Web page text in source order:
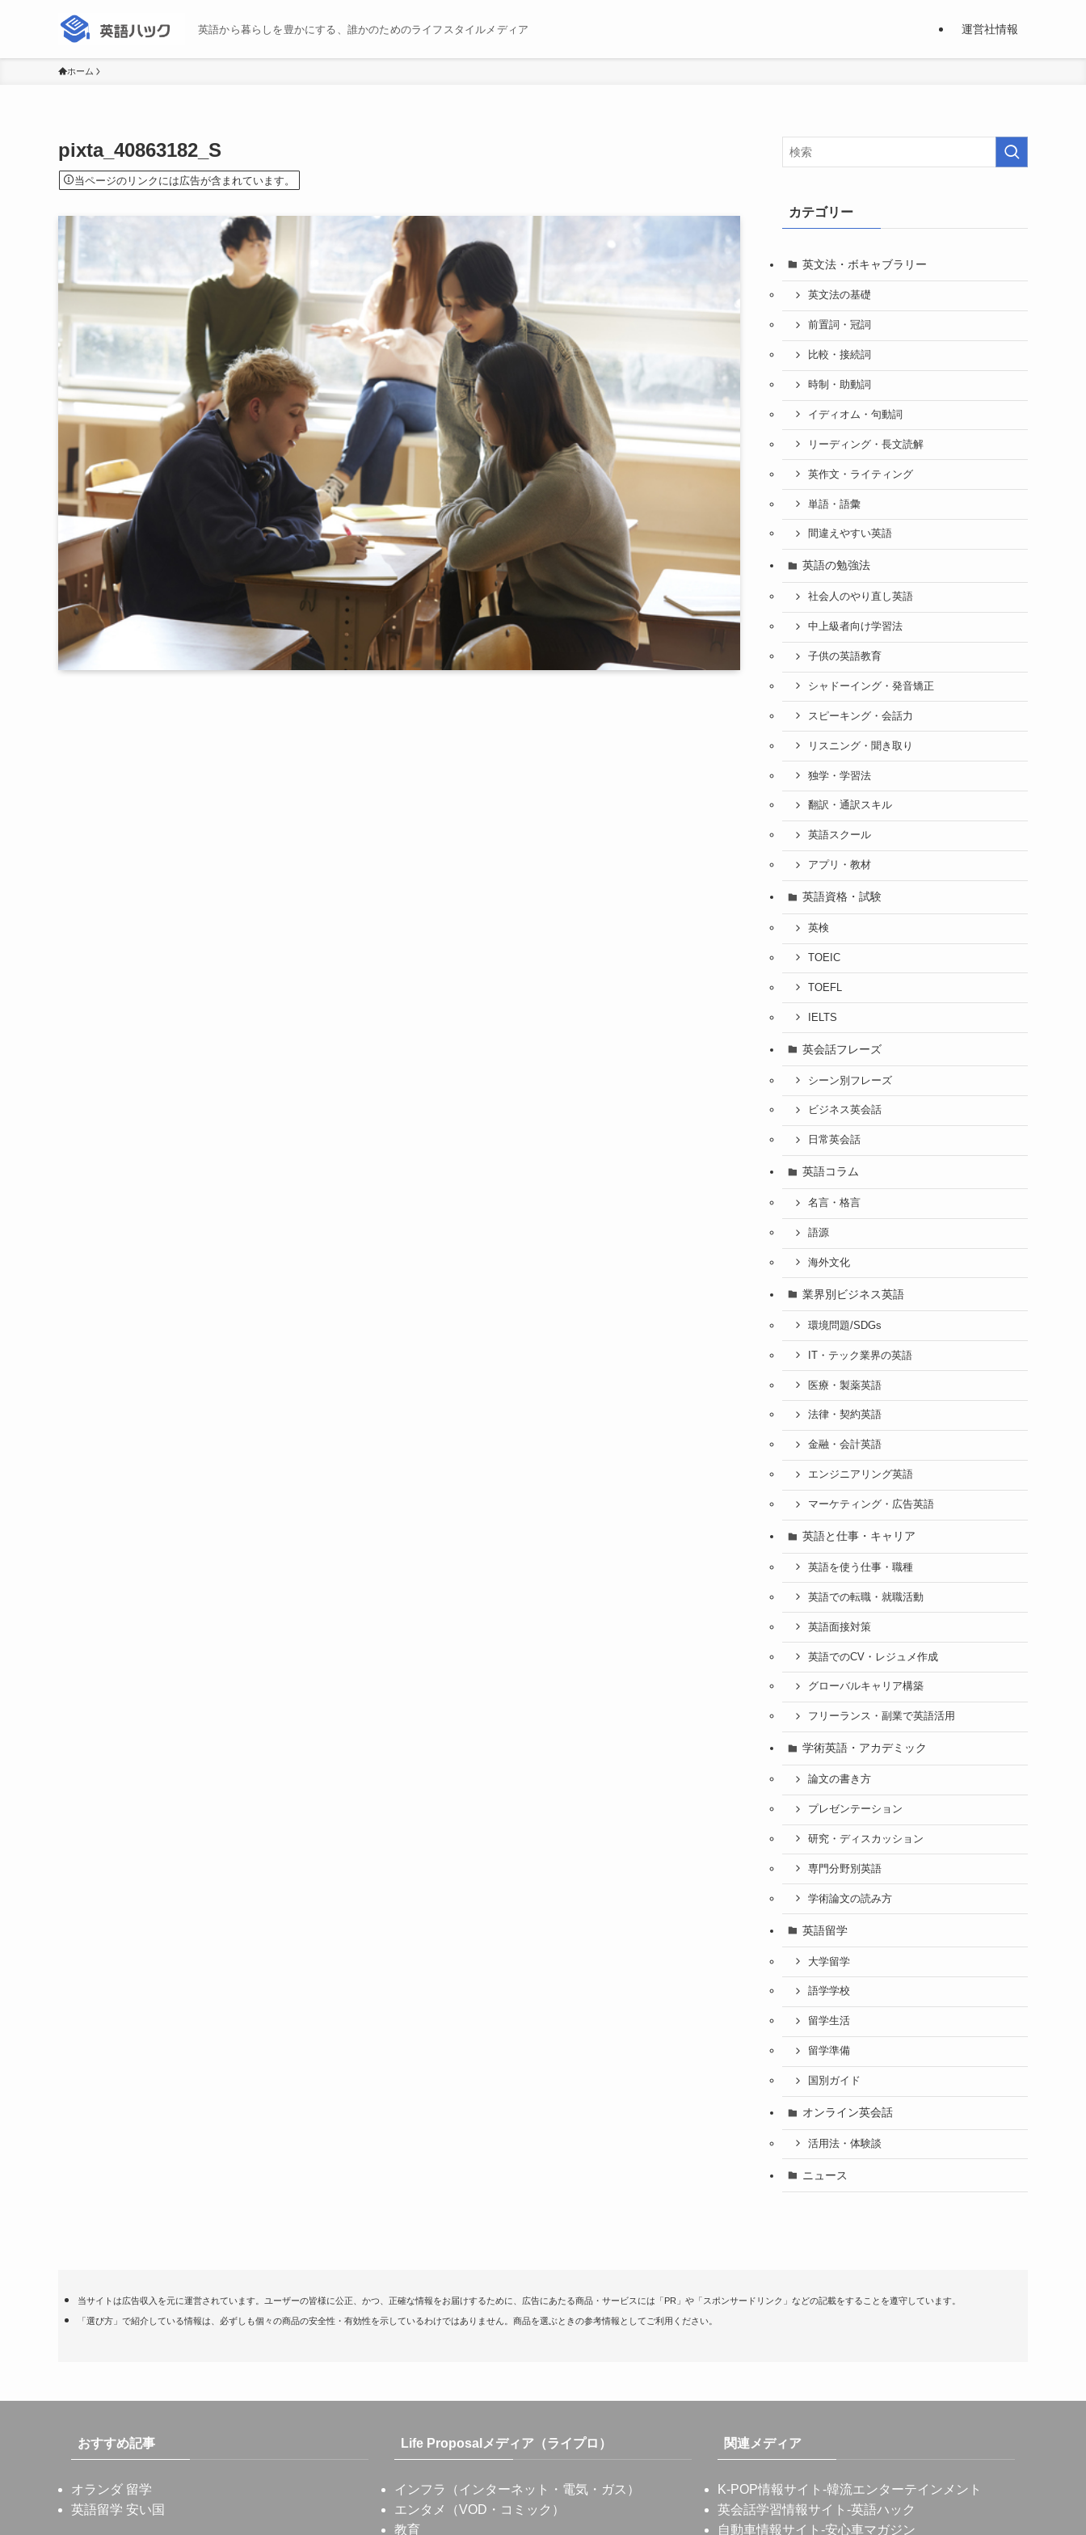
英語から暮らしを豊かにする、誰かのためのライフスタイルメディア 運営社情報
ホーム
pixta_40863182_S
当ページのリンクには広告が含まれています。
カテゴリー
英文法・ボキャブラリー
英文法の基礎
前置詞・冠詞
比較・接続詞
時制・助動詞
イディオム・句動詞
リーディング・長文読解
英作文・ライティング
単語・語彙
間違えやすい英語
英語の勉強法
社会人のやり直し英語
中上級者向け学習法
子供の英語教育
シャドーイング・発音矯正
スピーキング・会話力
リスニング・聞き取り
独学・学習法
翻訳・通訳スキル
英語スクール
アプリ・教材
英語資格・試験
英検
TOEIC
TOEFL
IELTS
英会話フレーズ
シーン別フレーズ
ビジネス英会話
日常英会話
英語コラム
名言・格言
語源
海外文化
業界別ビジネス英語
環境問題/SDGs
IT・テック業界の英語
医療・製薬英語
法律・契約英語
金融・会計英語
エンジニアリング英語
マーケティング・広告英語
英語と仕事・キャリア
英語を使う仕事・職種
英語での転職・就職活動
英語面接対策
英語でのCV・レジュメ作成
グローバルキャリア構築
フリーランス・副業で英語活用
学術英語・アカデミック
論文の書き方
プレゼンテーション
研究・ディスカッション
専門分野別英語
学術論文の読み方
英語留学
大学留学
語学学校
留学生活
留学準備
国別ガイド
オンライン英会話
活用法・体験談
ニュース
当サイトは広告収入を元に運営されています。ユーザーの皆様に公正、かつ、正確な情報をお届けするために、広告にあたる商品・サービスには「PR」や「スポンサードリンク」などの記載をすることを遵守しています。
「選び方」で紹介している情報は、必ずしも個々の商品の安全性・有効性を示しているわけではありません。商品を選ぶときの参考情報としてご利用ください。
おすすめ記事
オランダ 留学
英語留学 安い国
Life Proposalメディア（ライプロ）
インフラ（インターネット・電気・ガス）
エンタメ（VOD・コミック）
教育
関連メディア
K-POP情報サイト -韓流エンターテインメント
英会話学習情報サイト -英語ハック
自動車情報サイト -安心車マガジン